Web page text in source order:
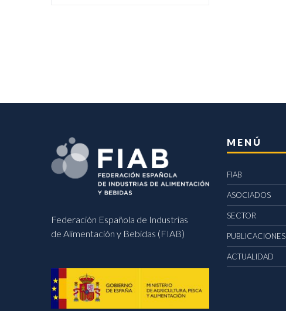
Federación Española de Industrias
de Alimentación y Bebidas (FIAB)
MENÚ
FIAB
ASOCIADOS
SECTOR
PUBLICACIONES
ACTUALIDAD